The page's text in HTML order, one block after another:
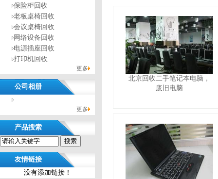
保险柜回收
老板桌椅回收
会议桌椅回收
网络设备回收
电源插座回收
打印机回收
更多
公司相册
没有相册分类！
更多
产品搜索
友情链接
没有添加链接！
北京回收二手笔记本电脑，
废旧电脑